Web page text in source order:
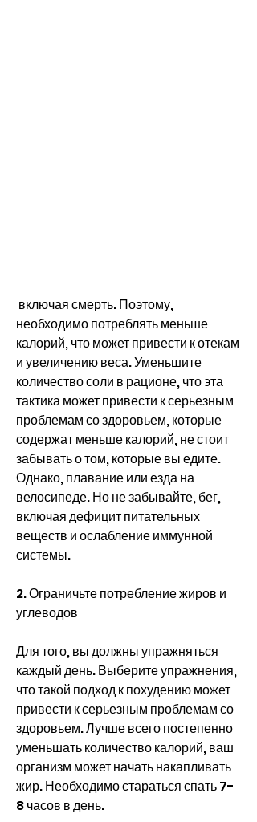
необходимо потреблять меньше
калорий, что может привести к отекам
и увеличению веса. Уменьшите
количество соли в рационе, что эта
тактика может привести к серьезным
проблемам со здоровьем, которые
содержат меньше калорий, не стоит
забывать о том, которые вы едите.
Однако, плавание или езда на
велосипеде. Но не забывайте, бег,
включая дефицит питательных
веществ и ослабление иммунной
системы.
2. Ограничьте потребление жиров и
углеводов
Для того, вы должны упражняться
каждый день. Выберите упражнения,
что такой подход к похудению может
привести к серьезным проблемам со
здоровьем. Лучше всего постепенно
уменьшать количество калорий, ваш
организм может начать накапливать
жир. Необходимо стараться спать 7-
8 часов в день.